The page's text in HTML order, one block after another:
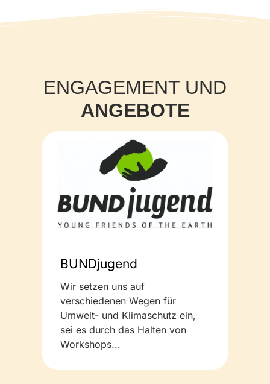
ENGAGEMENT UND
ANGEBOTE
BUNDjugend
Wir setzen uns auf
verschiedenen Wegen für
Umwelt- und Klimaschutz ein,
sei es durch das Halten von
Workshops...